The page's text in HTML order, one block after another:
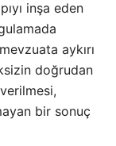
inşa eden
aykırı
doğrudan
bir sonuç